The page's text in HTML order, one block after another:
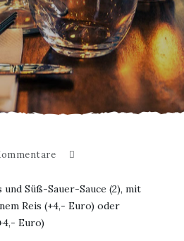
und Süß-Sauer-Sauce (2), mit
Reis (+4,- Euro) oder
Euro)